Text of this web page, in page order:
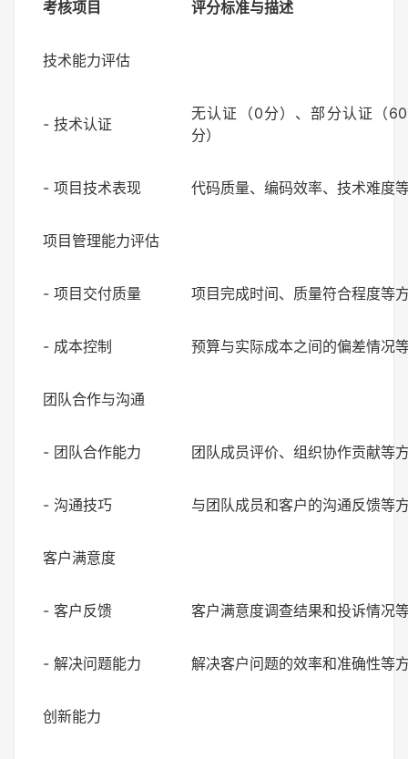
考核项目 评分标准与描述
技术能力评估
- 技术认证
无认证（0分）、部分认证（
分）
- 项目技术表现 代码质量、编码效率、技术难度
项目管理能力评估
- 项目交付质量 项目完成时间、质量符合程度等
- 成本控制 预算与实际成本之间的偏差情况
团队合作与沟通
- 团队合作能力 团队成员评价、组织协作贡献等
- 沟通技巧 与团队成员和客户的沟通反馈等
客户满意度
- 客户反馈 客户满意度调查结果和投诉情况
- 解决问题能力 解决客户问题的效率和准确性等
创新能力